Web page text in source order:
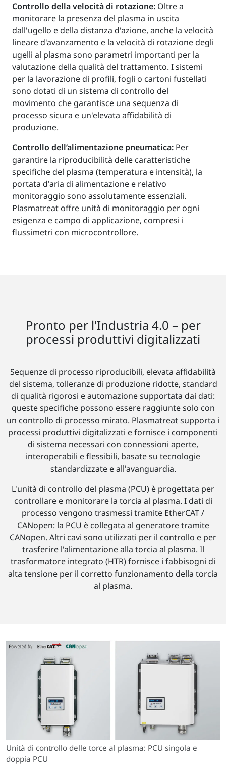
Controllo della velocità di rotazione: Oltre a
monitorare la presenza del plasma in uscita
dall'ugello e della distanza d'azione, anche la velocità
lineare d'avanzamento e la velocità di rotazione degli
ugelli al plasma sono parametri importanti per la
valutazione della qualità del trattamento. I sistemi
per la lavorazione di profili, fogli o cartoni fustellati
sono dotati di un sistema di controllo del
movimento che garantisce una sequenza di
processo sicura e un'elevata affidabilità di
produzione.
Controllo dell’alimentazione pneumatica: Per
garantire la riproducibilità delle caratteristiche
specifiche del plasma (temperatura e intensità), la
portata d'aria di alimentazione e relativo
monitoraggio sono assolutamente essenziali.
Plasmatreat offre unità di monitoraggio per ogni
esigenza e campo di applicazione, compresi i
flussimetri con microcontrollore.
Pronto per l'Industria 4.0 – per
processi produttivi digitalizzati
Sequenze di processo riproducibili, elevata affidabilità
del sistema, tolleranze di produzione ridotte, standard
di qualità rigorosi e automazione supportata dai dati:
queste specifiche possono essere raggiunte solo con
un controllo di processo mirato. Plasmatreat supporta i
processi produttivi digitalizzati e fornisce i componenti
di sistema necessari con connessioni aperte,
interoperabili e flessibili, basate su tecnologie
standardizzate e all'avanguardia.
L'unità di controllo del plasma (PCU) è progettata per
controllare e monitorare la torcia al plasma. I dati di
processo vengono trasmessi tramite EtherCAT /
CANopen: la PCU è collegata al generatore tramite
CANopen. Altri cavi sono utilizzati per il controllo e per
trasferire l'alimentazione alla torcia al plasma. Il
trasformatore integrato (HTR) fornisce i fabbisogni di
alta tensione per il corretto funzionamento della torcia
al plasma.
Unità di controllo delle torce al plasma: PCU singola e
doppia PCU